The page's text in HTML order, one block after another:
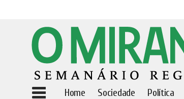
Home Sociedade Política